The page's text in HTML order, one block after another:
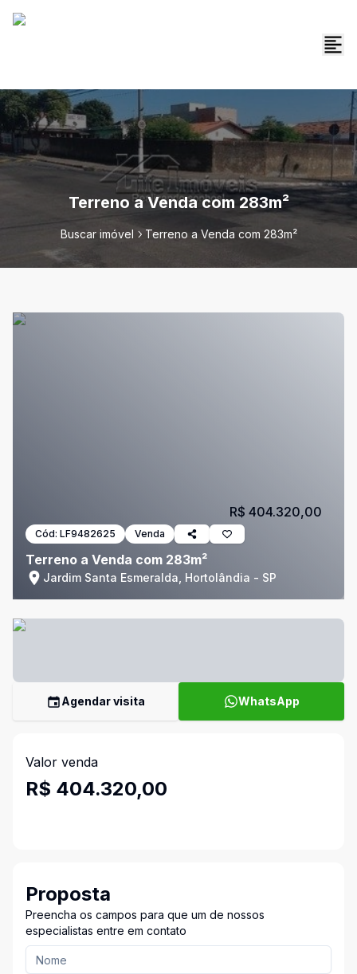
Terreno a Venda com 283m²
Buscar imóvel Terreno a Venda com 283m²
Cód: LF9482625 Venda
Terreno a Venda com 283m²
Jardim Santa Esmeralda, Hortolândia - SP
R$ 404.320,00
Agendar visita WhatsApp
Valor venda
R$ 404.320,00
Proposta
Preencha os campos para que um de nossos
especialistas entre em contato